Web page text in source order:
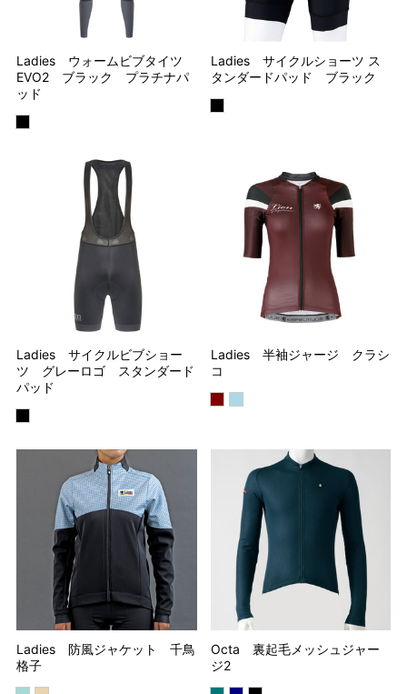
Ladies ウォームビブタイツ
EVO2 ブラック プラチナパ
ッド
Ladies サイクルショーツ ス
タンダードパッド ブラック
Ladies サイクルビブショー
ツ グレーロゴ スタンダード
パッド
Ladies 半袖ジャージ クラシ
コ
Ladies 防風ジャケット 千鳥
格子
Octa 裏起毛メッシュジャー
ジ2